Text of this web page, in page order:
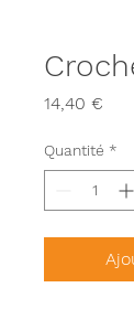
14,40 €
Quantité *